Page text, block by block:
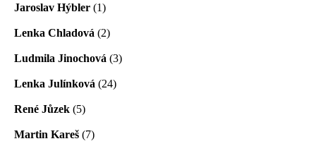
Jaroslav Hýbler (1)
Lenka Chladová (2)
Ludmila Jinochová (3)
Lenka Julínková (24)
René Jůzek (5)
Martin Kareš (7)